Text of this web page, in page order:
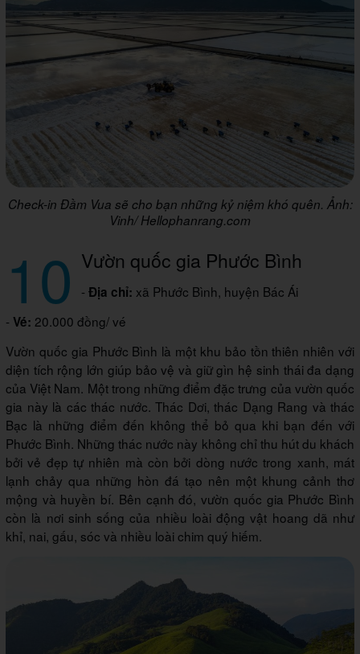
Check-in Đầm Vua sẽ cho bạn những kỷ niệm khó quên. Ảnh:
Vinh/ Hellophanrang.com
10 Vườn quốc gia Phước Bình
- Địa chỉ: xã Phước Bình, huyện Bác Ái
- Vé: 20.000 đồng/ vé
Vườn quốc gia Phước Bình là một khu bảo tồn thiên nhiên với
diện tích rộng lớn giúp bảo vệ và giữ gìn hệ sinh thái đa dạng
của Việt Nam. Một trong những điểm đặc trưng của vườn quốc
gia này là các thác nước. Thác Dơi, thác Dạng Rang và thác
Bạc là những điểm đến không thể bỏ qua khi bạn đến với
Phước Bình. Những thác nước này không chỉ thu hút du khách
bởi vẻ đẹp tự nhiên mà còn bởi dòng nước trong xanh, mát
lạnh chảy qua những hòn đá tạo nên một khung cảnh thơ
mộng và huyền bí. Bên cạnh đó, vườn quốc gia Phước Bình
còn là nơi sinh sống của nhiều loài động vật hoang dã như
khỉ, nai, gấu, sóc và nhiều loài chim quý hiếm.